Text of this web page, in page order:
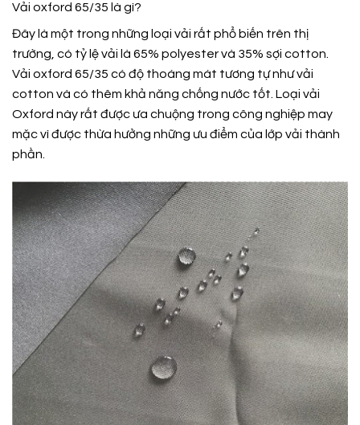
Vải oxford 65/35 là gì?
Đây là một trong những loại vải rất phổ biến trên thị
trường, có tỷ lệ vải là 65% polyester và 35% sợi cotton.
Vải oxford 65/35 có độ thoáng mát tương tự như vải
cotton và có thêm khả năng chống nước tốt. Loại vải
Oxford này rất được ưa chuộng trong công nghiệp may
mặc vì được thừa hưởng những ưu điểm của lớp vải thành
phần.